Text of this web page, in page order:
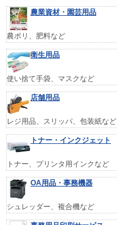
農業資材・園芸用品
農ポリ、肥料など
衛生用品
使い捨て手袋、マスクなど
店舗用品
レジ用品、スリッパ、包装紙など
トナー・インクジェット
トナー、プリンタ用インクなど
OA用品・事務機器
シュレッダー、複合機など